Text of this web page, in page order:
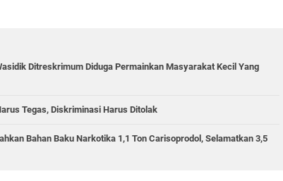
Ditreskrimum Diduga Permainkan Masyarakat Kecil Yang
Tegas, Diskriminasi Harus Ditolak
Bahan Baku Narkotika 1,1 Ton Carisoprodol, Selamatkan 3,5